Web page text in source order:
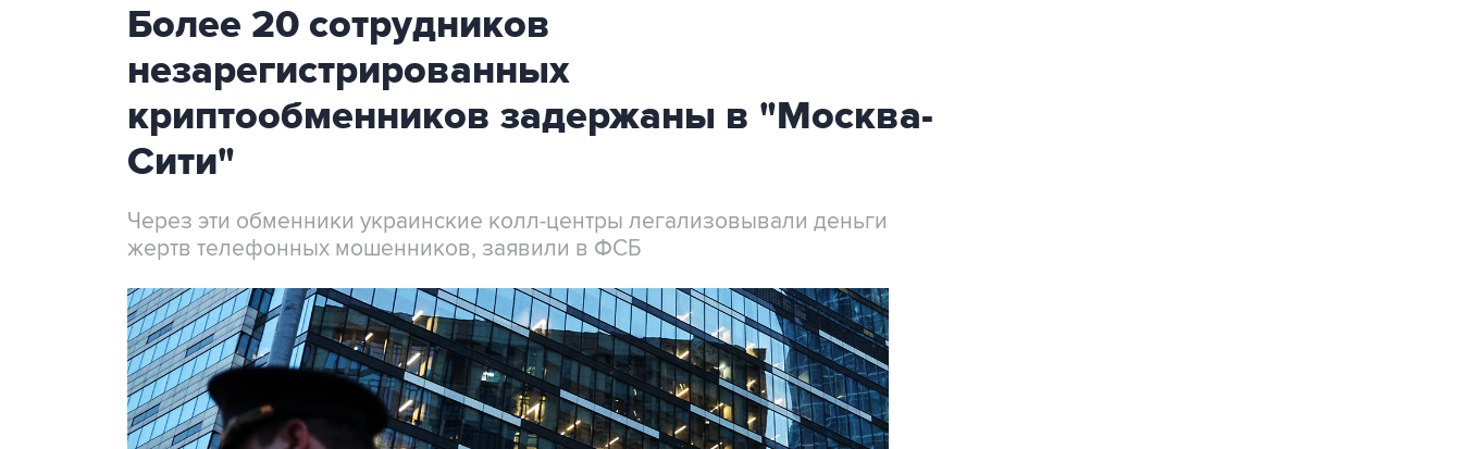
Более 20 сотрудников
незарегистрированных
криптообменников задержаны в "Москва-
Сити"
Через эти обменники украинские колл-центры легализовывали деньги
жертв телефонных мошенников, заявили в ФСБ